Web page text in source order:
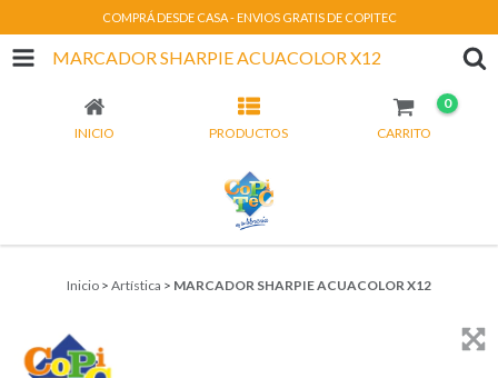
COMPRÁ DESDE CASA - ENVIOS GRATIS DE COPITEC
MARCADOR SHARPIE ACUACOLOR X12
INICIO PRODUCTOS CARRITO
0
Inicio > Artística > MARCADOR SHARPIE ACUACOLOR X12